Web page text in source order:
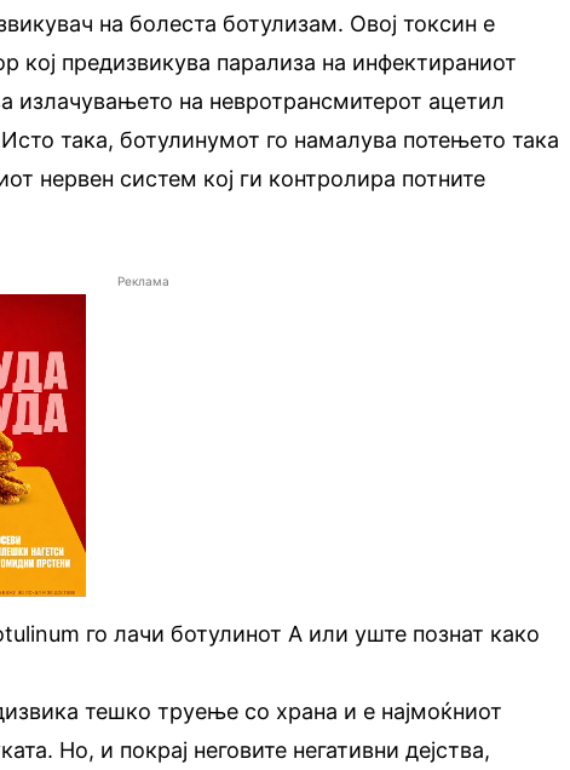
на болеста ботулизам. Овој токсин е
кој предизвикува парализа на инфектираниот
излачувањето на невротрансмитерот ацетил
така, ботулинумот го намалува потењето така
нервен систем кој ги контролира потните
Реклама
го лачи ботулинот А или уште познат како
тешко труење со храна и е најмоќниот
Но, и покрај неговите негативни дејства,